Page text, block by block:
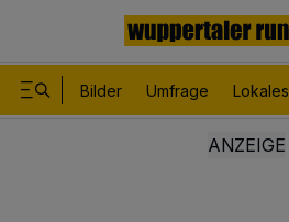
Bilder Umfrage Lokales